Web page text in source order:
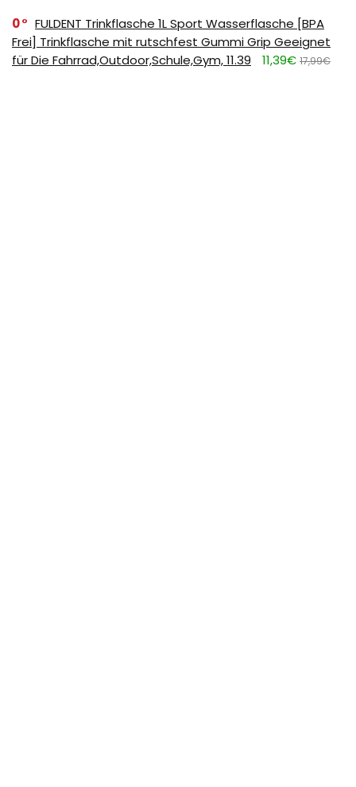
0
FULDENT Trinkflasche 1L Sport Wasserflasche [BPA
Frei] Trinkflasche mit rutschfest Gummi Grip Geeignet
für Die Fahrrad,Outdoor,Schule,Gym, 11.39
11,39€ 17,99€